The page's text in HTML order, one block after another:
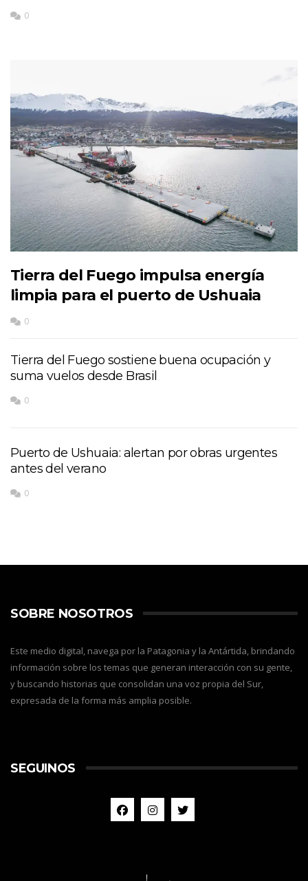
0
Tierra del Fuego impulsa energía
limpia para el puerto de Ushuaia
0
Tierra del Fuego sostiene buena ocupación y
suma vuelos desde Brasil
0
Puerto de Ushuaia: alertan por obras urgentes
antes del verano
0
SOBRE NOSOTROS
Este medio digital, navega por la Patagonia y la Antártida, brindando
información sobre los temas que generan interacción con su gente,
y buscando historias que consolidan una voz propia del Sur,
expresada de la forma más amplia posible.
SEGUINOS